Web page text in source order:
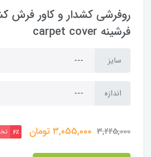
روفرشی کشدار و کاور فرش
فرشینه carpet cover
سایز
اندازه
3,225,000
3,055,000تومان 6٪